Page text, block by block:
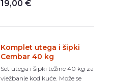
19,00 €
Komplet utega i šipki
Cembar 40 kg
Set utega i šipki težine 40 kg za
vježbanje kod kuće. Može se